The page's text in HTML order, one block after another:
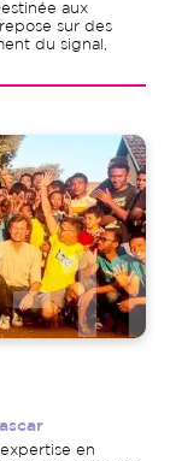
aux
sur des
du signal,
en